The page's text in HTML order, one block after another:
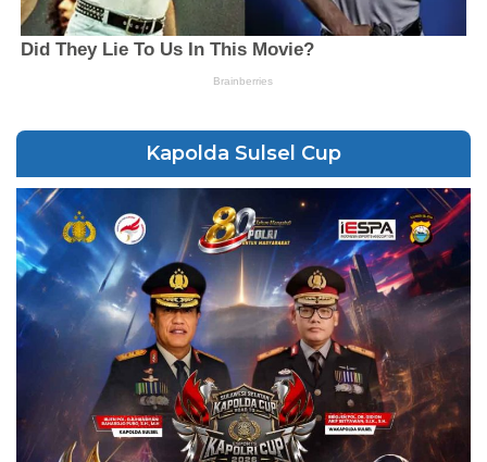
Kapolda Sulsel Cup